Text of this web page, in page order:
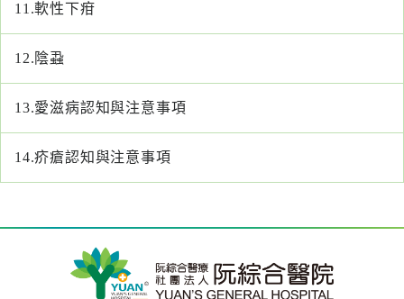
區
服
務
學
術
專
訊
11.軟性下疳
12. 陰蝨
13.愛滋病認知與注意事項
14.疥瘡認知與注意事項